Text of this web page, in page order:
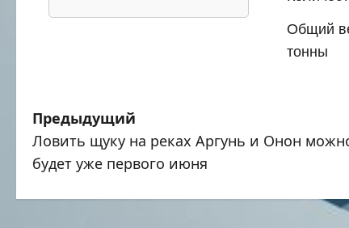
Общий
тон­ны
Н
а
в
Предыдущий
Ловить щуку на реках Аргунь и Онон
будет уже первого июня